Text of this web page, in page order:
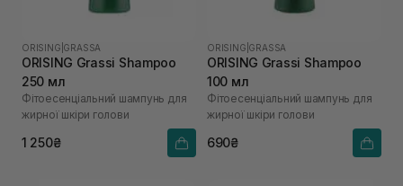
ORISING GRASSA
ORISING Grassi Shampoo
250 мл
Фітоесенціальний шампунь для
жирної шкіри голови
1 250₴
ORISING GRASSA
ORISING Grassi Shampoo
100 мл
Фітоесенціальний шампунь для
жирної шкіри голови
690₴